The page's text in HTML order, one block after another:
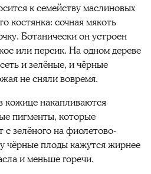
к семейству маслиновых
костянка: сочная мякоть
Ботанически он устроен
или персик. На одном дереве
и зелёные, и чёрные
не сняли вовремя.
кожице накапливаются
пигменты, которые
зелёного на фиолетово-
чёрные плоды кажутся жирнее
и меньше горечи.